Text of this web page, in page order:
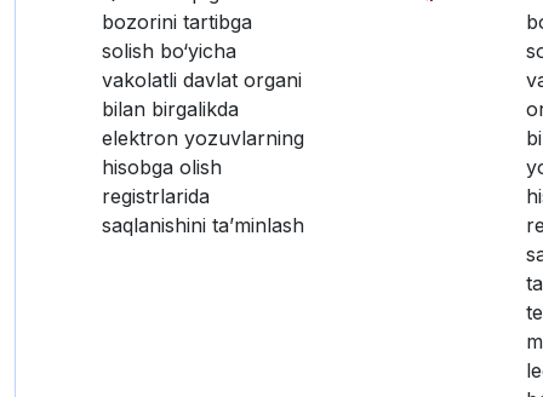
bozorini tartibga
solish bo‘yicha
vakolatli davlat organi
bilan birgalikda
elektron yozuvlarning
hisobga olish
registrlarida
saqlanishini ta’minlash